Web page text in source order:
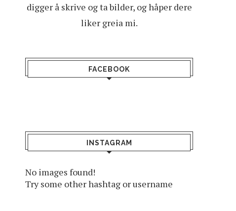
digger å skrive og ta bilder, og håper dere
liker greia mi.
FACEBOOK
INSTAGRAM
No images found!
Try some other hashtag or username